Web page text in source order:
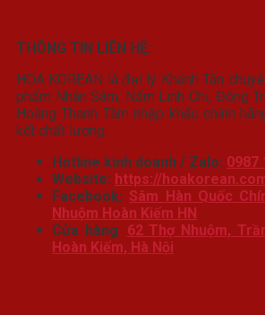
THÔNG TIN LIÊN HỆ:
HOA KOREAN là đại lý Khánh Tân
phẩm Nhân Sâm, Nấm Linh Chi, Đông
Hoàng Thanh Tâm nhập khẩu chính
kết chất lượng.
Hotline kinh doanh / Zalo: 0987
Website: https://
Facebook: Sâm Hàn Quốc
Nhuộm Hoàn Kiếm HN
Cửa hàng: 62 Thợ Nhuộm,
Hoàn Kiếm, Hà Nội.